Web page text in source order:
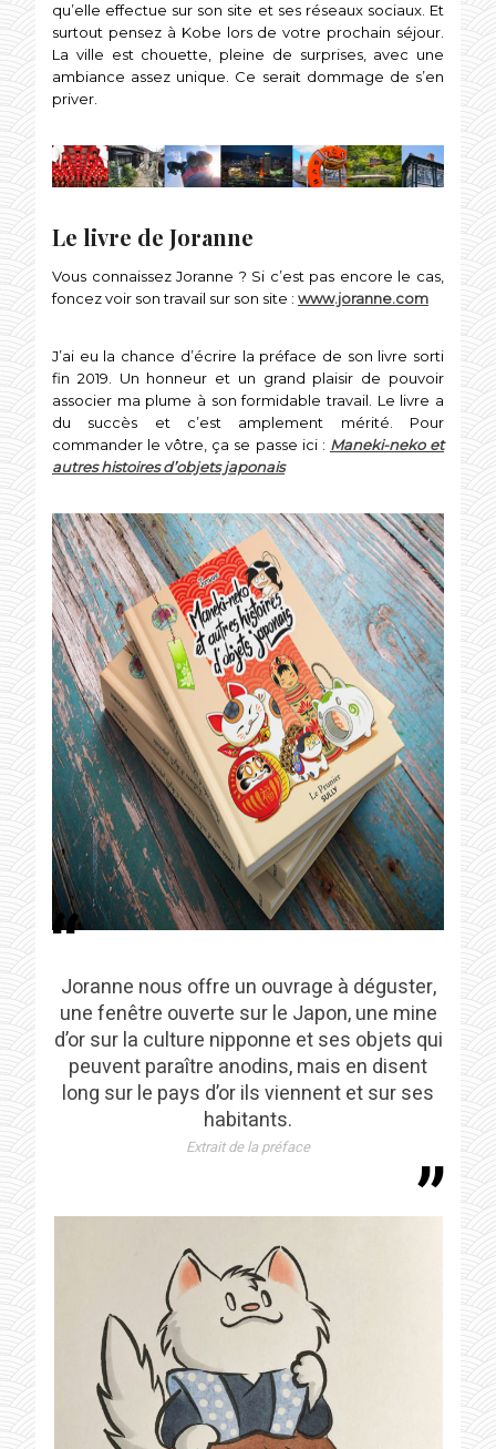
qu’elle effectue sur son site et ses réseaux sociaux. Et
surtout pensez à Kobe lors de votre prochain séjour.
La ville est chouette, pleine de surprises, avec une
ambiance assez unique. Ce serait dommage de s’en
priver.
Le livre de Joranne
Vous connaissez Joranne ? Si c’est pas encore le cas,
foncez voir son travail sur son site : www.joranne.com
J’ai eu la chance d’écrire la préface de son livre sorti
fin 2019. Un honneur et un grand plaisir de pouvoir
associer ma plume à son formidable travail. Le livre a
du succès et c’est amplement mérité. Pour
commander le vôtre, ça se passe ici : Maneki-neko et
autres histoires d’objets japonais
Joranne nous offre un ouvrage à déguster,
une fenêtre ouverte sur le Japon, une mine
d’or sur la culture nipponne et ses objets qui
peuvent paraître anodins, mais en disent
long sur le pays d’or ils viennent et sur ses
habitants.
Extrait de la préface